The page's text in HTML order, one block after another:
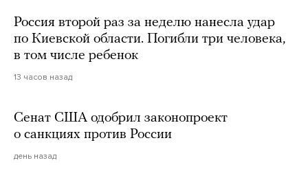
Россия второй раз за неделю нанесла удар
по Киевской области. Погибли три человека,
в том числе ребенок
13 часов назад
Сенат США одобрил законопроект
о санкциях против России
день назад